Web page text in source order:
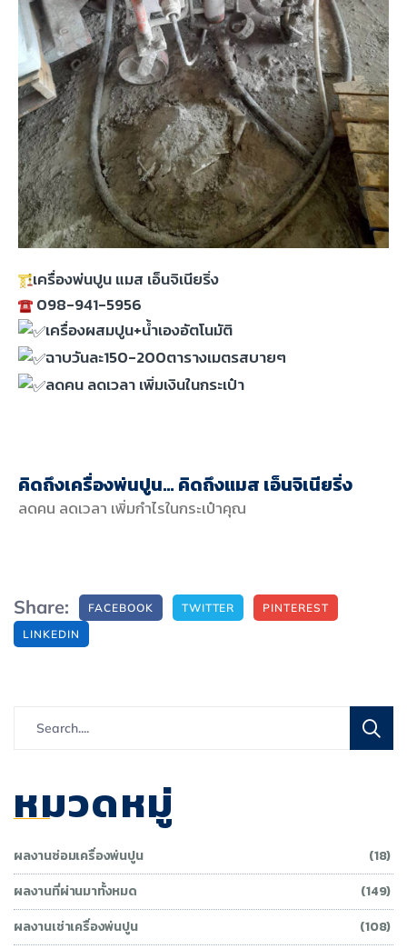
เครื่องพ่นปูน แมส เอ็นจิเนียริ่ง
098-941-5956
เครื่องผสมปูน+น้ำเองอัตโนมัติ
ฉาบวันละ150-200ตารางเมตรสบายๆ
ลดคน ลดเวลา เพิ่มเงินในกระเป๋า
คิดถึงเครื่องพ่นปูน… คิดถึงแมส เอ็นจิเนียริ่ง
ลดคน ลดเวลา เพิ่มกำไรในกระเป๋าคุณ
Share: FACEBOOK TWITTER
PINTEREST
LINKEDIN
หมวดหมู่
ผลงานซ่อมเครื่องพ่นปูน
(18)
ผลงานที่ผ่านมาทั้งหมด
(149)
ผลงานเช่าเครื่องพ่นปูน
(108)